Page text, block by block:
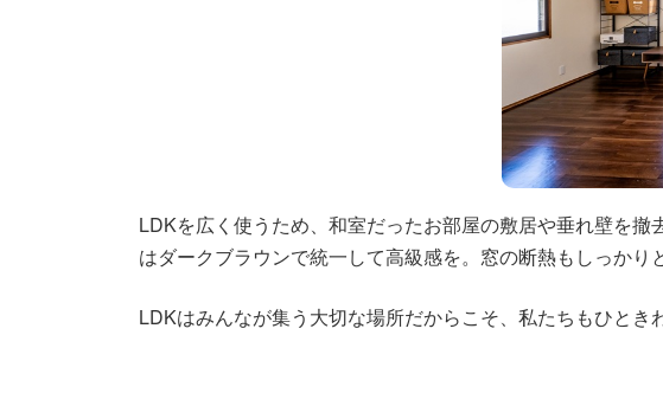
LDKを広く使うため、和室だったお部屋の敷居や垂れ壁を
はダークブラウンで統一して高級感を。窓の断熱もしっかり
LDKはみんなが集う大切な場所だからこそ、私たちもひとき